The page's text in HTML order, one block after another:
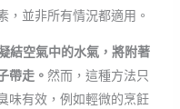
，並非所有情況都適用。
結空氣中的水氣，將附著
帶走。 然而，這種方法只
味有效，例如輕微的烹飪